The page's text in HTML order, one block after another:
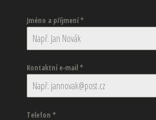
Jméno a příjmení*
Kontaktní e-mail*
Telefon *